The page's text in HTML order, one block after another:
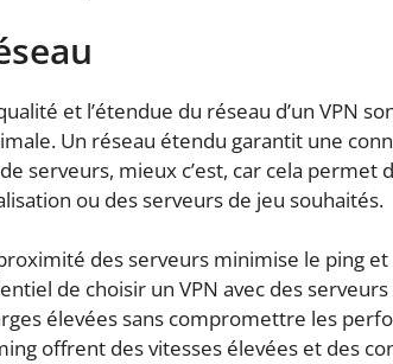
et l’étendue du réseau d’un VPN
Un réseau étendu garantit une
serveurs, mieux c’est, car cela
ou des serveurs de jeu souhaités.
des serveurs minimise le ping
de choisir un VPN avec des
élevées sans compromettre les
offrent des vitesses élevées et des